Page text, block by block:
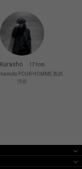
Kurasho
171cm
POUR HOMME 西武
渋谷